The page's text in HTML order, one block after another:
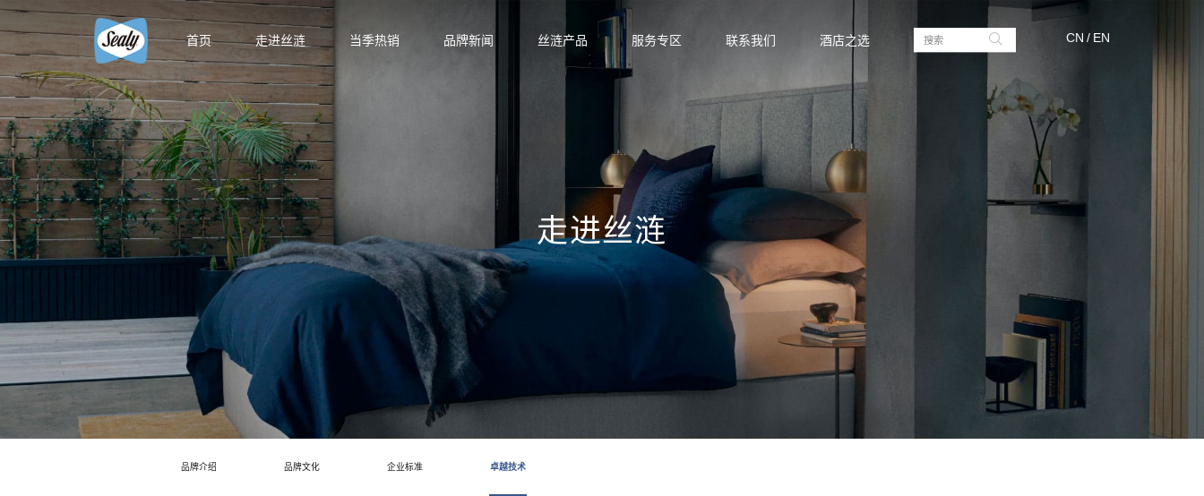
首页 走进丝涟 当季热销 品牌新闻 丝涟产品 服务专区 联系我们 酒店之选 CN / EN
智能生活馆
精品馆
床架
床头柜
云享系列 月晖系列 启明系列
隐适系列
走进丝涟
品牌介绍 品牌文化 企业标准 卓越技术